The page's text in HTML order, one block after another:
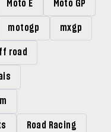
Moto E Moto GP
motogp mxgp
road
Road Racing